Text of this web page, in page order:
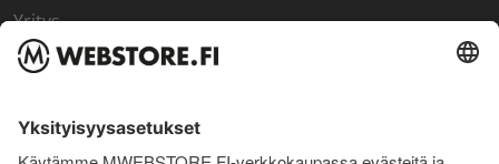
Yritys
SISÄPIIRI
Sisäpiirin bonusohjelma